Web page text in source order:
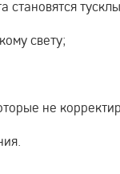
становятся
свету;
не